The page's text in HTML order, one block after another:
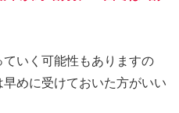
いく可能性もありますの
めに受けておいた方がいい